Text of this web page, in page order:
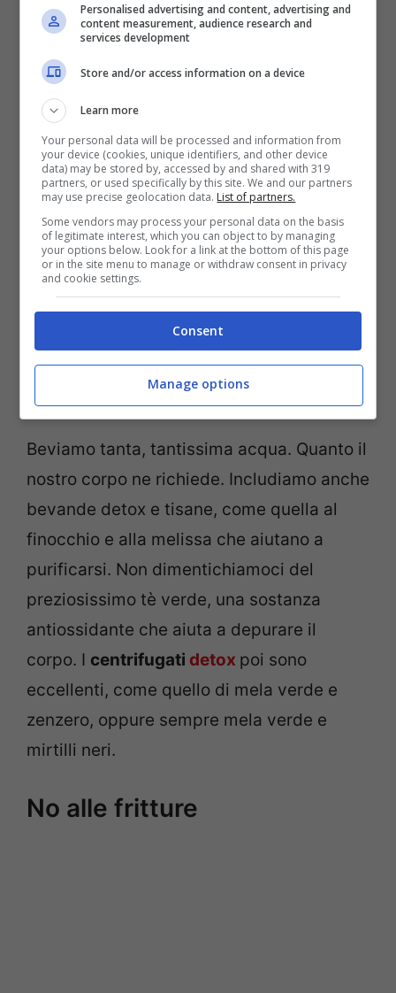
considerare come sale esclusivamente
quello che utilizziamo durante la
degli alimenti.Questa spezia è nascosta in
molti alimenti, specialmente quelli
conservati che tanto ci piace consumare in
estate per comodità. Stesso discorso vale
per panini e pizzette, salumi etc. Perciò, se
durante la vacanza dovremo cercare di
ridurli, nel post-vacanza è assolutamente
indispensabile tornare a
mangiare bene.
Prodotti freschi e non surgelati.
Tanta acqua e succhi
depurativi!
Beviamo tanta, tantissima acqua. Quanto il
nostro corpo ne richiede. Includiamo anche
bevande detox e tisane, come quella al
finocchio e alla melissa che aiutano a
purificarsi. Non dimentichiamoci del
preziosissimo tè verde, una sostanza
antiossidante che aiuta a depurare il
corpo. I centrifugati detox poi sono
eccellenti, come quello di mela verde e
zenzero, oppure sempre mela verde e
mirtilli neri.
No alle fritture
Personalised advertising and content, advertising and
content measurement, audience research and
services development
Store and/or access information on a device
Learn more
Your personal data will be processed and information from
your device (cookies, unique identifiers, and other device
data) may be stored by, accessed by and shared with 319
partners, or used specifically by this site. We and our partners
may use precise geolocation data. List of partners.
Some vendors may process your personal data on the basis
of legitimate interest, which you can object to by managing
your options below. Look for a link at the bottom of this page
or in the site menu to manage or withdraw consent in privacy
and cookie settings.
Consent
Manage options